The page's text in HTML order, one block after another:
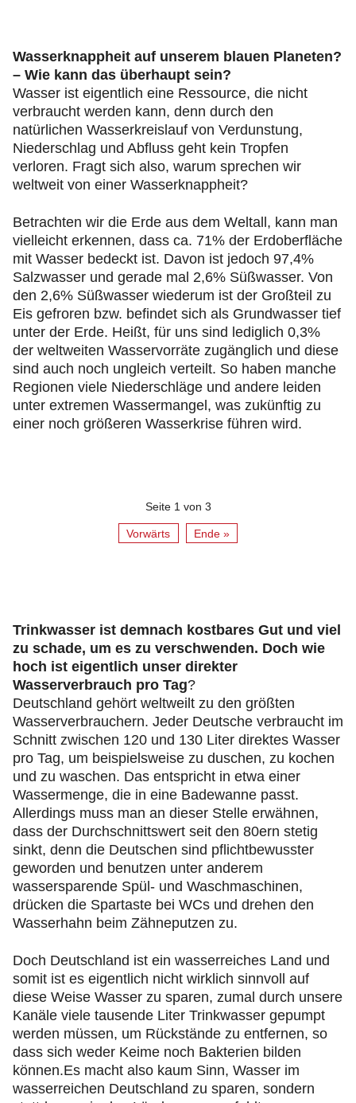
Wasserknappheit auf unserem blauen Planeten?
– Wie kann das überhaupt sein?
Wasser ist eigentlich eine Ressource, die nicht
verbraucht werden kann, denn durch den
natürlichen Wasserkreislauf von Verdunstung,
Niederschlag und Abfluss geht kein Tropfen
verloren. Fragt sich also, warum sprechen wir
weltweit von einer Wasserknappheit?
Betrachten wir die Erde aus dem Weltall, kann man
vielleicht erkennen, dass ca. 71% der Erdoberfläche
mit Wasser bedeckt ist. Davon ist jedoch 97,4%
Salzwasser und gerade mal 2,6% Süßwasser. Von
den 2,6% Süßwasser wiederum ist der Großteil zu
Eis gefroren bzw. befindet sich als Grundwasser tief
unter der Erde. Heißt, für uns sind lediglich 0,3%
der weltweiten Wasservorräte zugänglich und diese
sind auch noch ungleich verteilt. So haben manche
Regionen viele Niederschläge und andere leiden
unter extremen Wassermangel, was zukünftig zu
einer noch größeren Wasserkrise führen wird.
Seite 1 von 3
Vorwärts Ende »
Trinkwasser ist demnach kostbares Gut und viel
zu schade, um es zu verschwenden. Doch wie
hoch ist eigentlich unser direkter
Wasserverbrauch pro Tag?
Deutschland gehört weltweilt zu den größten
Wasserverbrauchern. Jeder Deutsche verbraucht im
Schnitt zwischen 120 und 130 Liter direktes Wasser
pro Tag, um beispielsweise zu duschen, zu kochen
und zu waschen. Das entspricht in etwa einer
Wassermenge, die in eine Badewanne passt.
Allerdings muss man an dieser Stelle erwähnen,
dass der Durchschnittswert seit den 80ern stetig
sinkt, denn die Deutschen sind pflichtbewusster
geworden und benutzen unter anderem
wassersparende Spül- und Waschmaschinen,
drücken die Spartaste bei WCs und drehen den
Wasserhahn beim Zähneputzen zu.
Doch Deutschland ist ein wasserreiches Land und
somit ist es eigentlich nicht wirklich sinnvoll auf
diese Weise Wasser zu sparen, zumal durch unsere
Kanäle viele tausende Liter Trinkwasser gepumpt
werden müssen, um Rückstände zu entfernen, so
dass sich weder Keime noch Bakterien bilden
können.Es macht also kaum Sinn, Wasser im
wasserreichen Deutschland zu sparen, sondern